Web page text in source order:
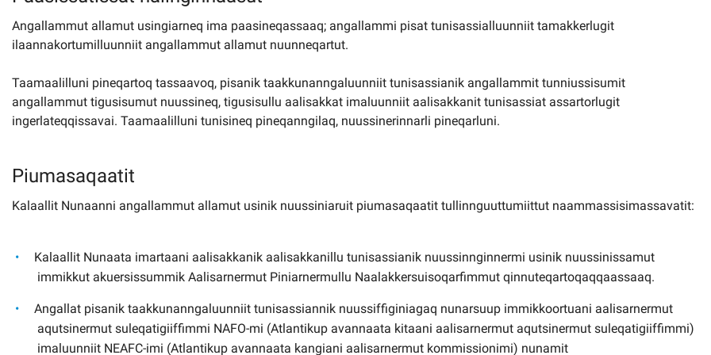
Angallammut allamut usingiarneq ima paasineqassaaq; angallammi pisat tunisassialluunniit tamakkerlugit
ilaannakortumilluunniit angallammut allamut nuunneqartut.
Taamaalilluni pineqartoq tassaavoq, pisanik taakkunanngaluunniit tunisassianik angallammit tunniussisumit
angallammut tigusisumut nuussineq, tigusisullu aalisakkat imaluunniit aalisakkanit tunisassiat assartorlugit
ingerlateqqissavai. Taamaalilluni tunisineq pineqanngilaq, nuussinerinnarli pineqarluni.
Piumasaqaatit
Kalaallit Nunaanni angallammut allamut usinik nuussiniaruit piumasaqaatit tullinnguuttumiittut naammassisimassavatit:
Kalaallit Nunaata imartaani aalisakkanik aalisakkanillu tunisassianik nuussinnginnermi usinik nuussinissamut
immikkut akuersissummik Aalisarnermut Piniarnermullu Naalakkersuisoqarfimmut qinnuteqartoqaqqaassaaq.
Angallat pisanik taakkunanngaluunniit tunisassiannik nuussiffiginiagaq nunarsuup immikkoortuani aalisarnermut
aqutsinermut suleqatigiiffimmi NAFO-mi (Atlantikup avannaata kitaani aalisarnermut aqutsinermut suleqatigiiffimmi)
imaluunniit NEAFC-imi (Atlantikup avannaata kangiani aalisarnermut kommissionimi) nunamit